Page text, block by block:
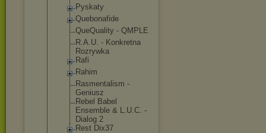
Pyskaty
Quebonafide
QueQuality - QMPLE
R.A.U. - Konkretna
Rozrywka
Rafi
Rahim
Rasmentalism -
Geniusz
Rebel Babel
Ensemble & L.U.C. -
Dialog 2
Rest Dix37